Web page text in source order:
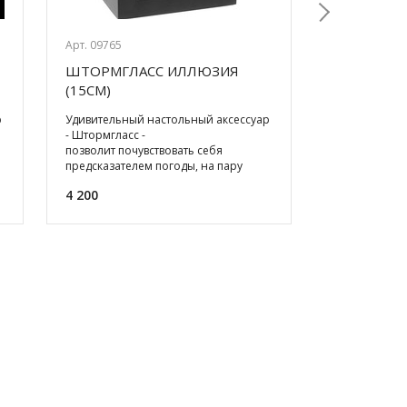
Арт. 09765
ШТОРМГЛАСС ИЛЛЮЗИЯ
(15СМ)
Удивительный настольный аксессуар
- Штормгласс -
позволит почувствовать себя
предсказателем погоды, на пару
мысли в
4 200